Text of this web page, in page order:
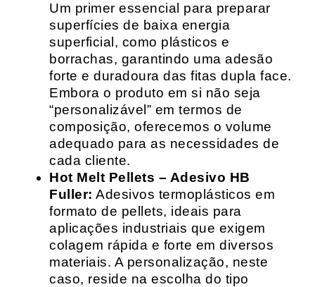
Um primer essencial para preparar
superfícies de baixa energia
superficial, como plásticos e
borrachas, garantindo uma adesão
forte e duradoura das fitas dupla face.
Embora o produto em si não seja
“personalizável” em termos de
composição, oferecemos o volume
adequado para as necessidades de
cada cliente.
Hot Melt Pellets – Adesivo HB
Fuller: Adesivos termoplásticos em
formato de pellets, ideais para
aplicações industriais que exigem
colagem rápida e forte em diversos
materiais. A personalização, neste
caso, reside na escolha do tipo